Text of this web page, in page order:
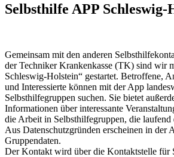
Selbsthilfe APP Schleswig-
Gemeinsam mit den anderen
der Techniker Krankenkasse (TK) sind wir
Schleswig-Holstein“ gestartet. Betroffene,
und Interessierte können mit der App
Selbsthilfegruppen suchen. Sie bietet
Informationen über interessante
die Arbeit in Selbsthilfegruppen, die laufend
Aus Datenschutzgründen erscheinen in der
Gruppendaten.
Der Kontakt wird über die Kontaktstelle für